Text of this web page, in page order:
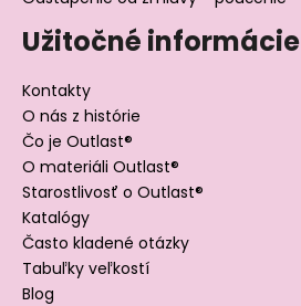
Užitočné informácie
Kontakty
O nás z histórie
Čo je Outlast®
O materiáli Outlast®
Starostlivosť o Outlast®
Katalógy
Často kladené otázky
Tabuľky veľkostí
Blog